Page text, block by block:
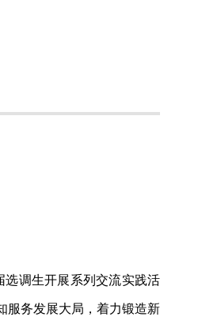
选调生开展系列交流实践活
服务发展大局，着力锻造新